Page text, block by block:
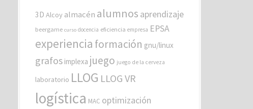
r
s
3D Alcoy almacén alumnos aprendizaje
beergame curso docencia eficiencia empresa EPSA
experiencia formación gnu/linux
grafos implexa juego juego de la cerveza
laboratorio LLOG LLOG VR
logística MAC optimización